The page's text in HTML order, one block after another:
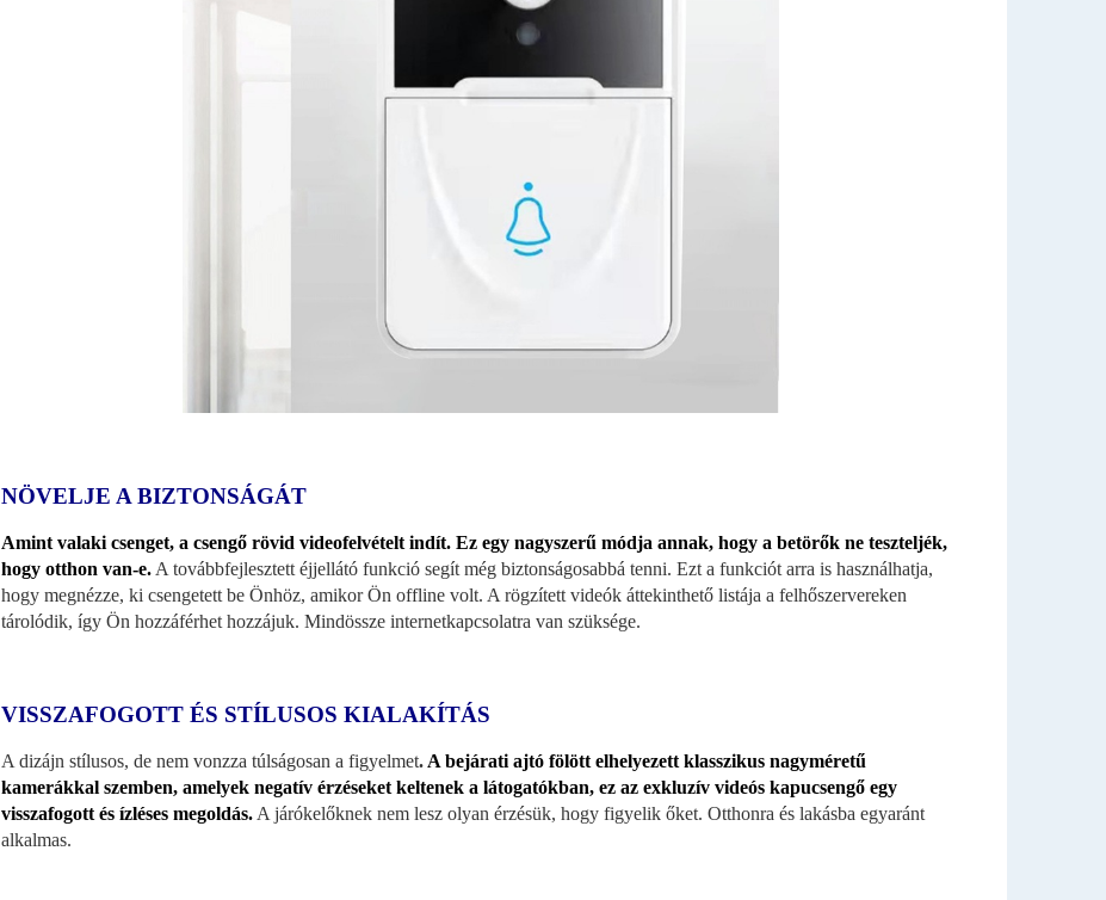
NÖVELJE A BIZTONSÁGÁT
Amint valaki csenget, a csengő rövid videofelvételt indít. Ez egy nagyszerű módja annak, hogy a betörők ne teszteljék,
hogy otthon van-e. A továbbfejlesztett éjjellátó funkció segít még biztonságosabbá tenni. Ezt a funkciót arra is használhatja,
hogy megnézze, ki csengetett be Önhöz, amikor Ön offline volt. A rögzített videók áttekinthető listája a felhőszervereken
tárolódik, így Ön hozzáférhet hozzájuk. Mindössze internetkapcsolatra van szüksége.
VISSZAFOGOTT ÉS STÍLUSOS KIALAKÍTÁS
A dizájn stílusos, de nem vonzza túlságosan a figyelmet. A bejárati ajtó fölött elhelyezett klasszikus nagyméretű
kamerákkal szemben, amelyek negatív érzéseket keltenek a látogatókban, ez az exkluzív videós kapucsengő egy
visszafogott és ízléses megoldás. A járókelőknek nem lesz olyan érzésük, hogy figyelik őket. Otthonra és lakásba egyaránt
alkalmas.